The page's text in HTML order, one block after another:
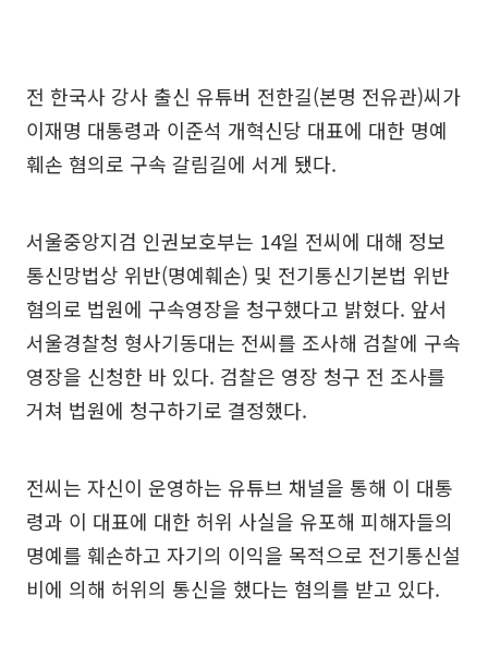
전 한국사 강사 출신 유튜버 전한길(본명 전유관)씨가
이재명 대통령과 이준석 개혁신당 대표에 대한 명예
훼손 혐의로 구속 갈림길에 서게 됐다.
서울중앙지검 인권보호부는 14일 전씨에 대해 정보
통신망법상 위반(명예훼손) 및 전기통신기본법 위반
혐의로 법원에 구속영장을 청구했다고 밝혔다. 앞서
서울경찰청 형사기동대는 전씨를 조사해 검찰에 구속
영장을 신청한 바 있다. 검찰은 영장 청구 전 조사를
거쳐 법원에 청구하기로 결정했다.
전씨는 자신이 운영하는 유튜브 채널을 통해 이 대통
령과 이 대표에 대한 허위 사실을 유포해 피해자들의
명예를 훼손하고 자기의 이익을 목적으로 전기통신설
비에 의해 허위의 통신을 했다는 혐의를 받고 있다.